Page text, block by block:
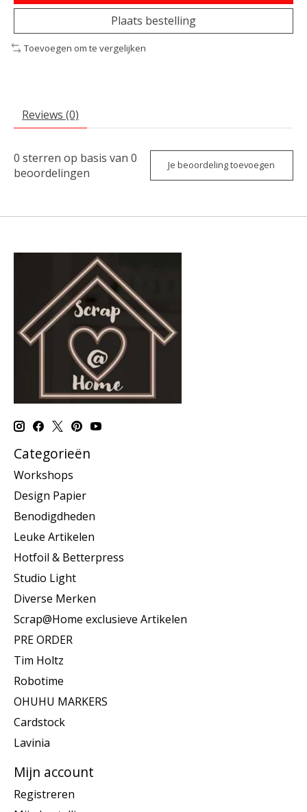
Plaats bestelling
Toevoegen om te vergelijken
Reviews (0)
0 sterren op basis van 0
beoordelingen
Je beoordeling toevoegen
Categorieën
Workshops
Design Papier
Benodigdheden
Leuke Artikelen
Hotfoil & Betterpress
Studio Light
Diverse Merken
Scrap@Home exclusieve Artikelen
PRE ORDER
Tim Holtz
Robotime
OHUHU MARKERS
Cardstock
Lavinia
Mijn account
Registreren